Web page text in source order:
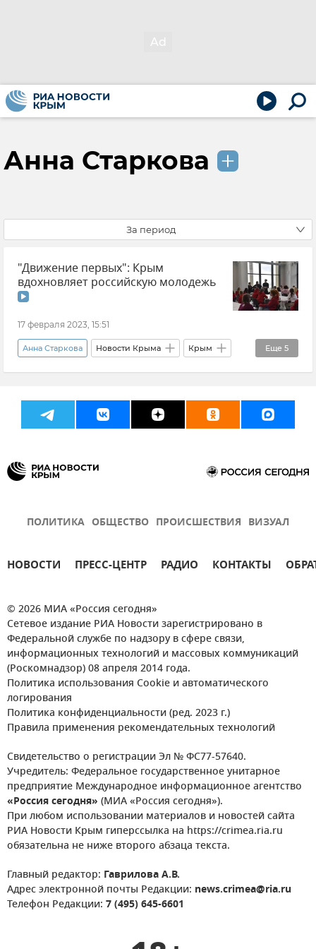
Анна Старкова
За период
"Движение первых": Крым
вдохновляет российскую молодежь
17 февраля 2023, 15:51
Еще 5
Анна Старкова Новости Крыма Крым
Академия творческих индустрий "Меганом"
Арт-кластер "Таврида" Движение первых
Общество Максим Крылов
ПОЛИТИКА ОБЩЕСТВО ПРОИСШЕСТВИЯ ВИЗУАЛ
НОВОСТИ ПРЕСС-ЦЕНТР РАДИО КОНТАКТЫ
© 2026 МИА «Россия сегодня»
Сетевое издание РИА Новости зарегистрировано в
Федеральной службе по надзору в сфере связи,
информационных технологий и массовых коммуникаций
(Роскомнадзор) 08 апреля 2014 года.
Политика использования Cookie и автоматического
логирования
Политика конфиденциальности (ред. 2023 г.)
Правила применения рекомендательных технологий
Свидетельство о регистрации Эл № ФС77-57640.
Учредитель: Федеральное государственное унитарное
предприятие Международное информационное агентство
«Россия сегодня» (МИА «Россия сегодня»).
При любом использовании материалов и новостей сайта
РИА Новости Крым гиперссылка на https://crimea.ria.ru
обязательна не ниже второго абзаца текста.
Главный редактор: Гаврилова А.В.
Адрес электронной почты Редакции: news.crimea@ria.ru
Телефон Редакции: 7 (495) 645-6601